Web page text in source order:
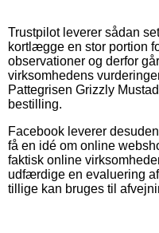
Trustpilot leverer sådan
kortlægge en stor portion
observationer og derfor
virksomhedens
Pattegrisen Grizzly
bestilling.
Facebook leverer
få en idé om online
faktisk online
udfærdige en evaluering
tillige kan bruges til